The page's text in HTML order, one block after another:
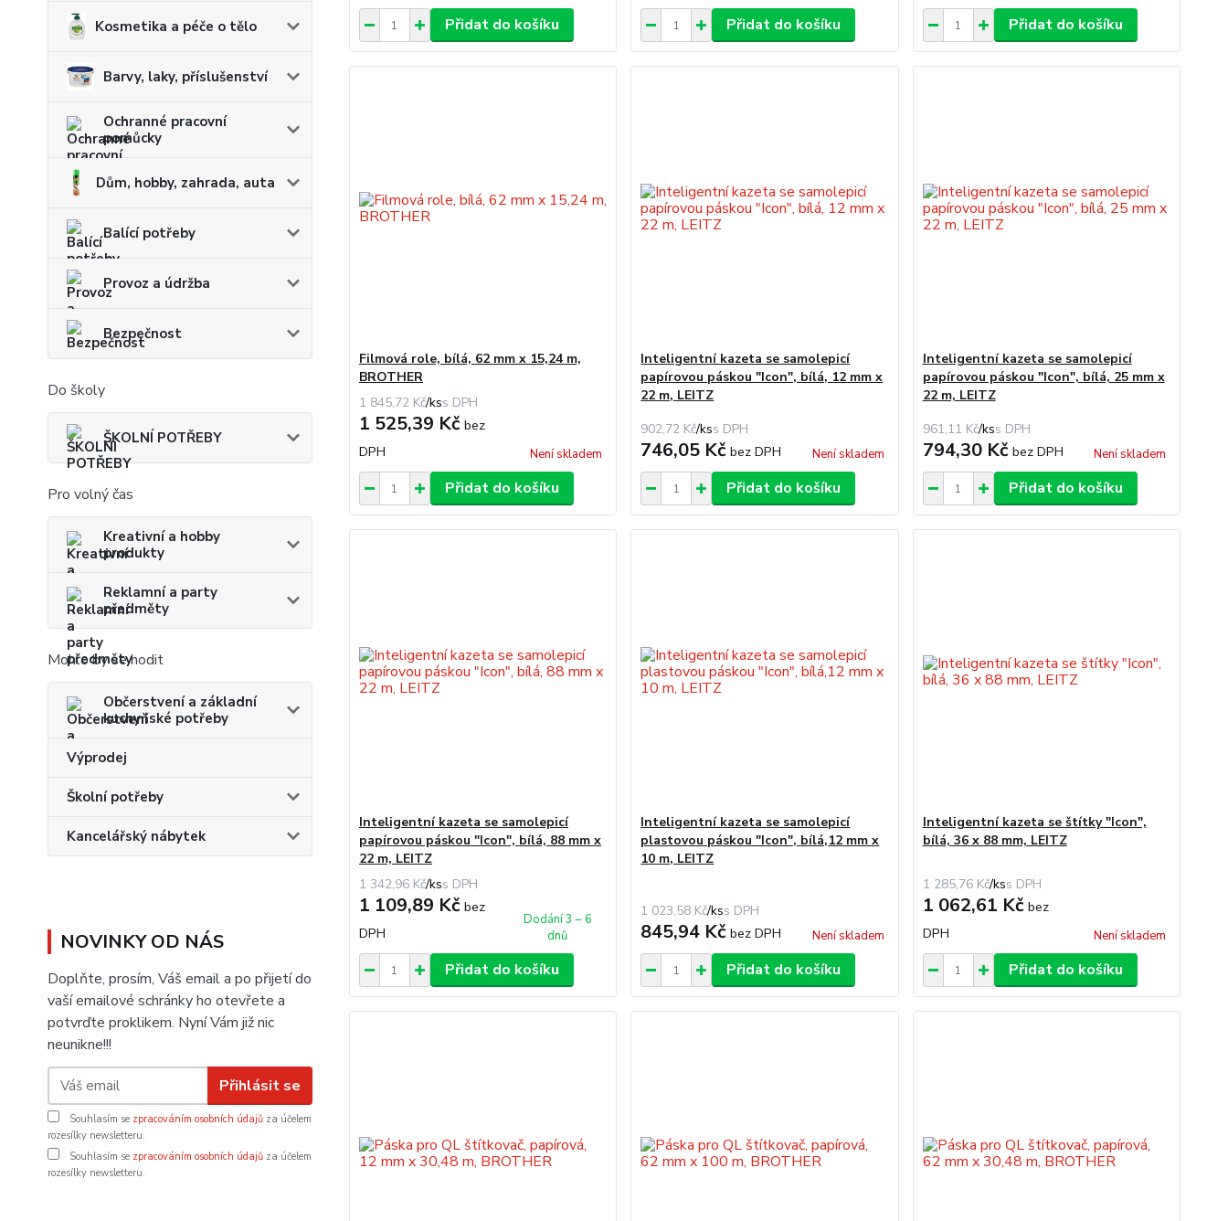
Kosmetika a péče o tělo
Barvy, laky, příslušenství
Ochranné pracovní
pomůcky
Dům, hobby, zahrada, auta
Balící potřeby
Provoz a údržba
Bezpečnost
Do školy
ŠKOLNÍ POTŘEBY
Pro volný čas
Kreativní a hobby
produkty
Reklamní a party
předměty
Mohlo by se hodit
Občerstvení a základní
kuchyňské potřeby
Výprodej
Školní potřeby
Kancelářský nábytek
NOVINKY OD NÁS
Doplňte, prosím, Váš email a po přijetí do
vaší emailové schránky ho otevřete a
potvrďte proklikem. Nyní Vám již nic
neunikne!!!
Přihlásit se
Souhlasím se zpracováním osobních údajů za účelem
rozesílky newsletteru.
Souhlasím se zpracováním osobních údajů za účelem
rozesílky newsletteru.
Přidat do košíku Přidat do košíku Přidat do košíku
Filmová role, bílá, 62 mm x 15,24 m,
BROTHER
1 845,72 Kč/ks
1 525,39 Kč bez
DPH
Není skladem
Přidat do košíku
Inteligentní kazeta se samolepicí
papírovou páskou "Icon", bílá, 12 mm x
22 m, LEITZ
902,72 Kč/ks
746,05 Kčbez DPH Není skladem
Přidat do košíku
Inteligentní kazeta se samolepicí
papírovou páskou "Icon", bílá, 25 mm x
22 m, LEITZ
961,11 Kč/ks
794,30 Kč bez DPH Není skladem
Přidat do košíku
Inteligentní kazeta se samolepicí
papírovou páskou "Icon", bílá, 88 mm x
22 m, LEITZ
1 342,96 Kč/ks
1 109,89 Kč bez
DPH
Dodání 3 – 6
dnů
Přidat do košíku
Inteligentní kazeta se samolepicí
plastovou páskou "Icon", bílá,12 mm x
10 m, LEITZ
1 023,58 Kč/ks
845,94 Kčbez DPH Není skladem
Přidat do košíku
Inteligentní kazeta se štítky "Icon",
bílá, 36 x 88 mm, LEITZ
1 285,76 Kč/ks
1 062,61 Kč bez
DPH
Není skladem
Přidat do košíku